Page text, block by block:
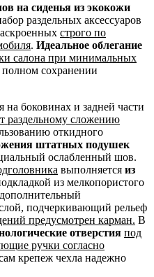
на сиденья из экокожи
раздельных аксессуаров
строго по
. Идеальное облегание
салона при минимальных
сохранении
на боковинах и задней части
раздельному сложению
откидного
штатных подушек
ослабленный шов.
выполняется из
из мелкопористого
подчеркивающий рельеф
предусмотрен карман. В
отверстия под
ручки согласно
крепеж чехла надежно